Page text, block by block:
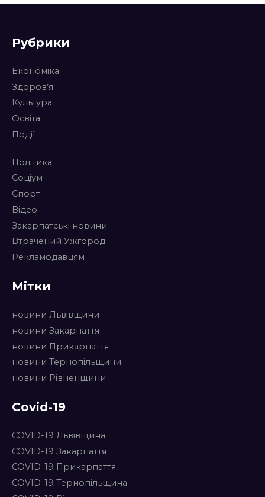
Рубрики
Економіка
Здоров’я
Культура
Освіта
Події
Політика
Соціум
Спорт
Відео
Закарпатські новини
Втрачений Ужгород
Рекламодавцям
Мітки
новини Львівщини
новини Закарпаття
новини Прикарпаття
новини Тернопільщини
новини Рівненщини
Covid-19
COVID-19 Львівщина
COVID-19 Закарпаття
COVID-19 Прикарпаття
COVID-19 Тернопільщина